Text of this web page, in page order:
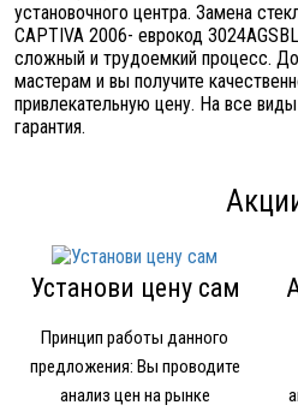
установочного центра. Замена
CAPTIVA 2006- еврокод
сложный и трудоемкий процесс.
мастерам и вы получите
привлекательную цену. На все
гарантия.
Установи цену сам
Принцип работы данного
предложения: Вы проводите
анализ цен на рынке